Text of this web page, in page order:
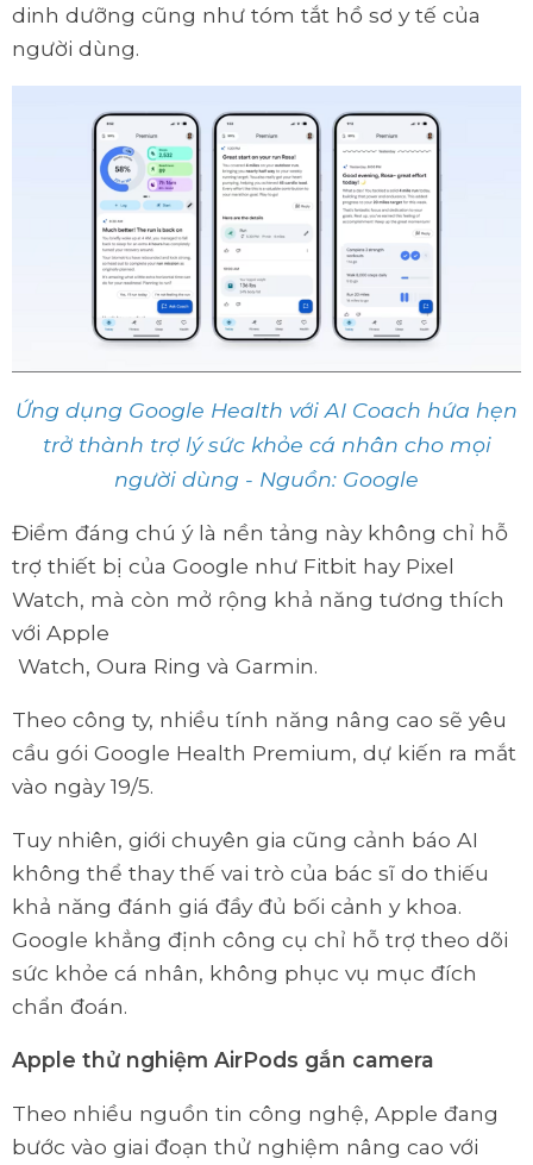
dinh dưỡng cũng như tóm tắt hồ sơ y tế của
người dùng.
Ứng dụng Google Health với AI Coach hứa hẹn
trở thành trợ lý sức khỏe cá nhân cho mọi
người dùng - Nguồn: Google
Điểm đáng chú ý là nền tảng này không chỉ hỗ
trợ thiết bị của Google như Fitbit hay Pixel
Watch, mà còn mở rộng khả năng tương thích
với Apple
Watch, Oura Ring và Garmin.
Theo công ty, nhiều tính năng nâng cao sẽ yêu
cầu gói Google Health Premium, dự kiến ra mắt
vào ngày 19/5.
Tuy nhiên, giới chuyên gia cũng cảnh báo AI
không thể thay thế vai trò của bác sĩ do thiếu
khả năng đánh giá đầy đủ bối cảnh y khoa.
Google khẳng định công cụ chỉ hỗ trợ theo dõi
sức khỏe cá nhân, không phục vụ mục đích
chẩn đoán.
Apple thử nghiệm AirPods gắn camera
Theo nhiều nguồn tin công nghệ, Apple đang
bước vào giai đoạn thử nghiệm nâng cao với